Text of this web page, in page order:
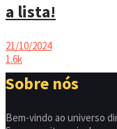
a lista!
21/10/2024
1.6k
Sobre nós
Bem-vindo ao universo